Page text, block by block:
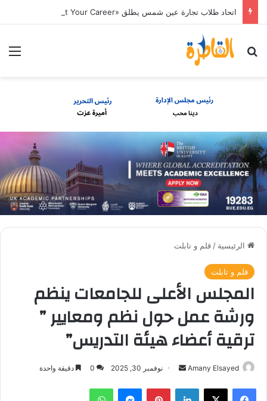
بحث عن
الرئيسية / قلم و تابلت
قلم و تابلت
المجلس الأعلى للجامعات ينظم
ورشة عمل حول نظم ومعايير ”
ترقية أعضاء هيئة التدريس”
Amany Elsayed
أرسل
إلكترونيا
نوفمبر 30, 2025 0 دقيقة واحدة
فيسبوك ‫X لينكدإن بينتيريستماسنجر واتساب